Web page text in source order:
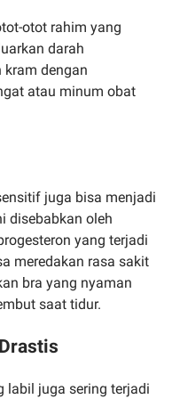
otot rahim yang
darah
kram dengan
atau minum obat
juga bisa menjadi
disebabkan oleh
yang terjadi
meredakan rasa sakit
bra yang nyaman
saat tidur.
labil juga sering terjadi